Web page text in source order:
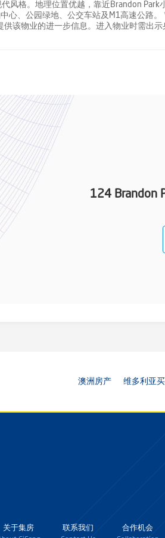
风格。地理位置优越，靠近Brandon Park
心、公园绿地、公交车站及M1高速公路
该物业的进一步信息。进入物业时需出示
124 Brandon
澳洲房产 维多利亚
关于集房 联系我们 合作机会